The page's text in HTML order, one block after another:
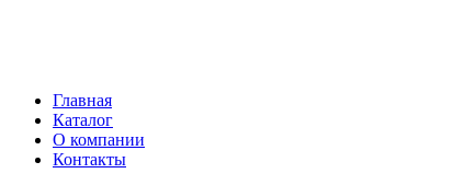
Главная
Каталог
О компании
Контакты